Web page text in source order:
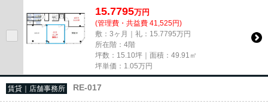
15.7795万円
(管理費・共益費 41,525円)
敷：3ヶ月｜礼：15.7795万円
所在階：4階
坪数：15.10坪｜面積：49.91㎡
坪単価： 1.05万円
賃貸｜店舗事務所 RE-017